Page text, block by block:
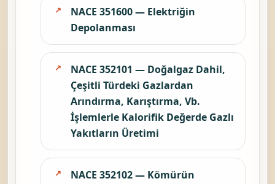
NACE 351600 — Elektriğin
Depolanması
NACE 352101 — Doğalgaz Dahil,
Çeşitli Türdeki Gazlardan
Arındırma, Karıştırma, Vb.
İşlemlerle Kalorifik Değerde Gazlı
Yakıtların Üretimi
NACE 352102 — Kömürün